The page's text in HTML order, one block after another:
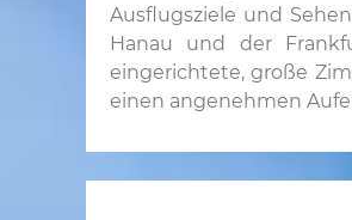
Ausflugsziele und
Hanau und der
eingerichtete, große
einen angenehmen